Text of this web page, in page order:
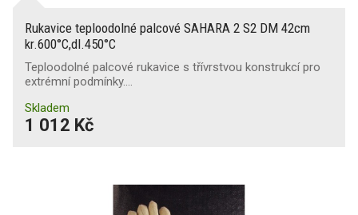
Rukavice teploodolné palcové SAHARA 2 S2 DM 42cm
kr.600°C,dl.450°C
Teploodolné palcové rukavice s třívrstvou konstrukcí pro
extrémní podmínky.…
Skladem
1 012 Kč